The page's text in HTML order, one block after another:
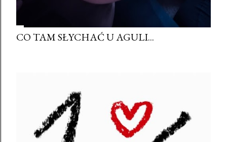
CO TAM SŁYCHAĆ U AGULI...